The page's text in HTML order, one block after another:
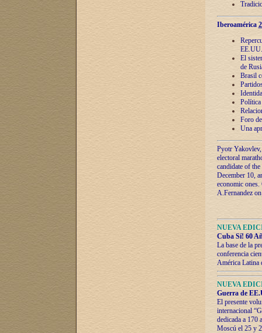
Iberoamérica
EE.UU.
El
de
Brasil
Política
Foro
Una
Pyotr
electoral
candidate of
December 10,
economic
A.Fernandez
NUEVA
Cuba Sí! 60
La base de la
conferencia
América Latina
NUEVA
Guerra de
El presente
internacional
dedicada a 170
Moscú el 25 y